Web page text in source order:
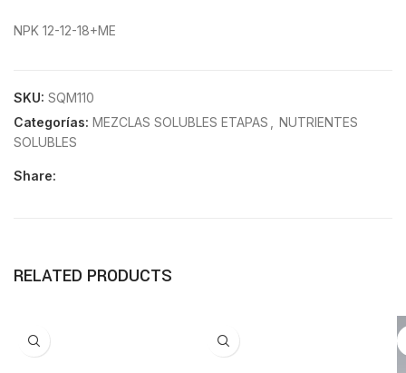
NPK 12-12-18+ME
SKU: SQM110
Categorías: MEZCLAS SOLUBLES ETAPAS
NUTRIENTES
SOLUBLES
Share:
RELATED PRODUCTS